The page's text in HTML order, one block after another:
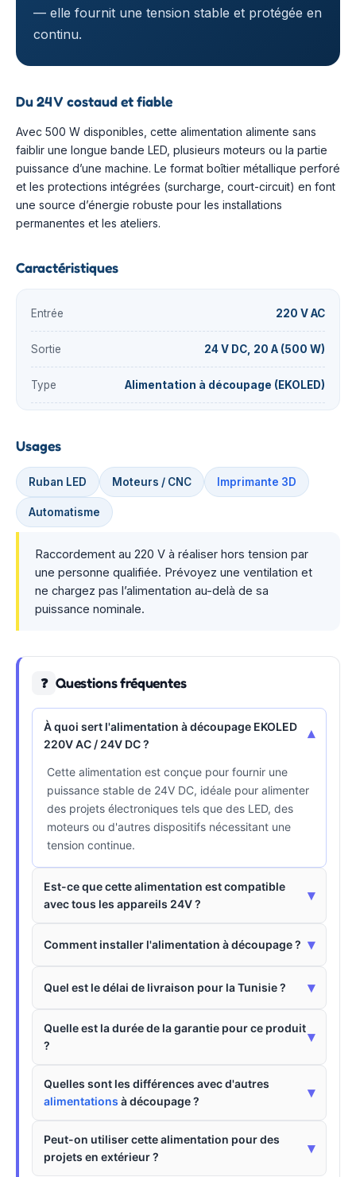
— elle fournit une tension stable et protégée en
continu.
Du 24 V costaud et fiable
Avec 500 W disponibles, cette alimentation alimente sans
faiblir une longue bande LED, plusieurs moteurs ou la partie
puissance d’une machine. Le format boîtier métallique perforé
et les protections intégrées (surcharge, court-circuit) en font
une source d’énergie robuste pour les installations
permanentes et les ateliers.
Caractéristiques
Entrée 220 V AC
Sortie 24 V DC, 20 A (500 W)
Type Alimentation à découpage (EKOLED)
Usages
Ruban LED Moteurs / CNC Imprimante 3D
Automatisme
Raccordement au 220 V à réaliser hors tension par
une personne qualifiée. Prévoyez une ventilation et
ne chargez pas l’alimentation au-delà de sa
puissance nominale.
❓ Questions fréquentes
À quoi sert l'alimentation à découpage EKOLED
220V AC / 24V DC ?
▾
Cette alimentation est conçue pour fournir une
puissance stable de 24V DC, idéale pour alimenter
des projets électroniques tels que des LED, des
moteurs ou d'autres dispositifs nécessitant une
tension continue.
Est-ce que cette alimentation est compatible
avec tous les appareils 24V ?
▾
Comment installer l'alimentation à découpage ? ▾
Quel est le délai de livraison pour la Tunisie ? ▾
Quelle est la durée de la garantie pour ce produit
?
▾
Quelles sont les différences avec d'autres
alimentations à découpage ?
▾
Peut-on utiliser cette alimentation pour des
projets en extérieur ?
▾